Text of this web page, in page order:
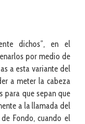
dichos”, en el
por medio de
a esta variante del
a meter la cabeza
para que sepan que
a la llamada del
Fondo, cuando el